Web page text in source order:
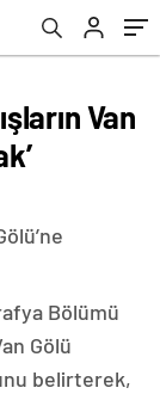
Van
Bölümü
Gölü
belirterek,